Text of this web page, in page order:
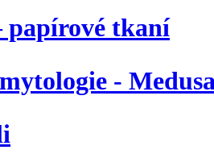
papírové tkaní
-